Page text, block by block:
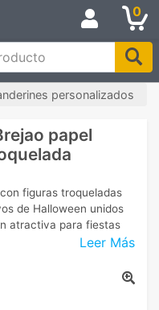
0
personalizados
papel
Leer Más
figuras troqueladas
de Halloween unidos
atractiva para fiestas